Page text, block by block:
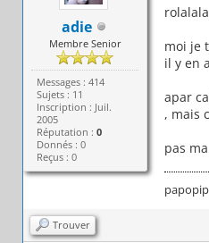
adie
Membre Senior
Messages : 414
Sujets : 11
Inscription : Juil.
2005
Réputation :0
Donnés : 0
Reçus : 0
moi je
il y en
apar
, mais
pas
Trouver